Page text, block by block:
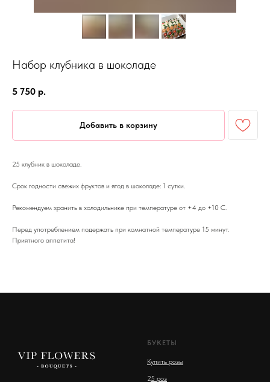
Набор клубника в шоколаде
5 750 р.
Добавить в корзину
25 клубник в шоколаде.
Срок годности свежих фруктов и ягод в шоколаде: 1 сутки.
Рекомендуем хранить в холодильнике при температуре от +4 до +10 С.
Перед употреблением подержать при комнатной температуре 15 минут.
Приятного аппетита!
БУКЕТЫ
Купить розы
25 роз